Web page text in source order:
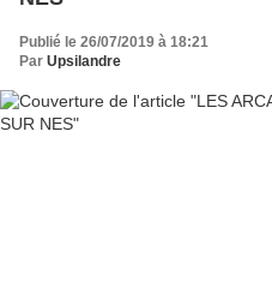
Publié le 26/07/2019 à 18:21
Par Upsilandre